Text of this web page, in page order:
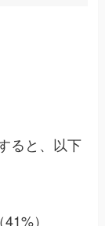
ると、以下
）